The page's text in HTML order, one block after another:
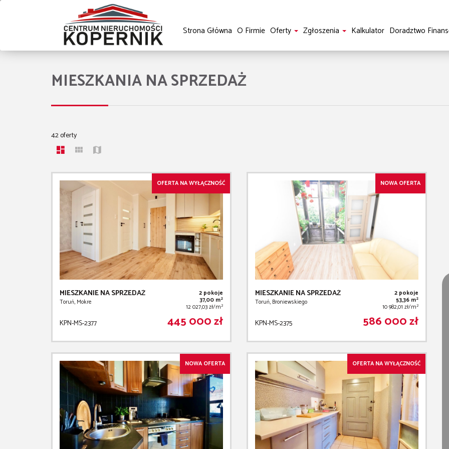
Strona Główna O Firmie Oferty Zgłoszenia Kalkulator Doradztwo
MIESZKANIA NA SPRZEDAŻ
42 oferty
OFERTA NA WYŁĄCZNOŚĆ
MIESZKANIE NA SPRZEDAŻ
Toruń, Mokre
2 pokoje
37,00 m2
12 027,03 zł/m2
KPN-MS-2377 445 000 zł
NOWA OFERTA
MIESZKANIE NA SPRZEDAŻ
Toruń, Broniewskiego
2 pokoje
53,36 m2
10 982,01 zł/m2
KPN-MS-2375 586 000 zł
NOWA OFERTA OFERTA NA WYŁĄCZNOŚĆ